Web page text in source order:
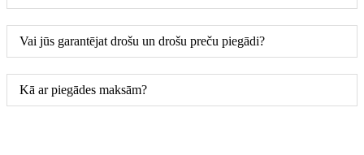
Vai jūs garantējat drošu un drošu preču piegādi?
Kā ar piegādes maksām?